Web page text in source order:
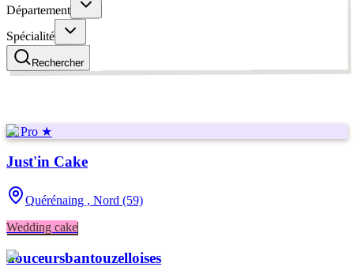
Département
Spécialité
Rechercher
★ Pro ★
Just'in Cake
Quérénaing , Nord (59)
Wedding cake
douceursbantouzelloises